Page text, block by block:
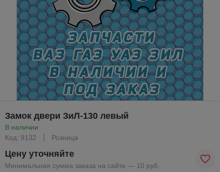
Замок двери ЗиЛ-130 левый
В наличии
Код: 9132
Розница
Цену уточняйте
Минимальная сумма заказа на сайте — 10 руб.